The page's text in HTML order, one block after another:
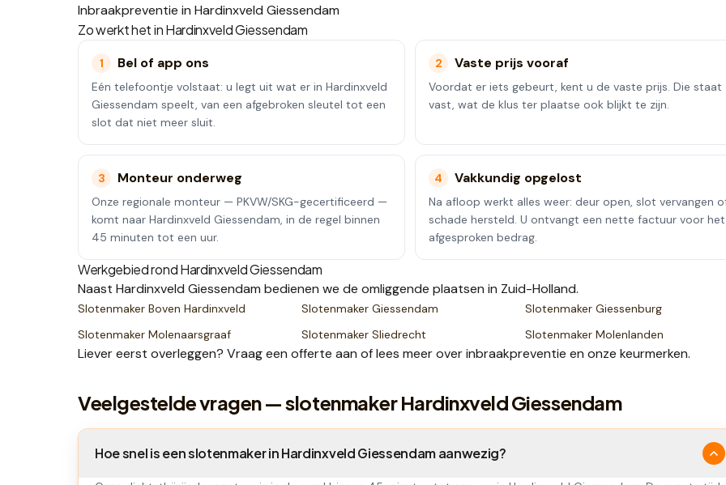
Inbraakpreventie in Hardinxveld Giessendam
Zo werkt het inHardinxveld Giessendam
1 Bel of app ons
Eén telefoontje volstaat: u legt uit wat er in Hardinxveld
Giessendam speelt, van een afgebroken sleutel tot een
slot dat niet meer sluit.
2 Vaste prijs vooraf
Voordat er iets gebeurt, kent u de vaste prijs. Die staat
vast, wat de klus ter plaatse ook blijkt te zijn.
3 Monteur onderweg
Onze regionale monteur — PKVW/SKG-gecertificeerd —
komt naar Hardinxveld Giessendam, in de regel binnen
45 minuten tot een uur.
4 Vakkundig opgelost
Na afloop werkt alles weer: deur open, slot vervangen
schade hersteld. U ontvangt een nette factuur voor het
afgesproken bedrag.
Werkgebied rondHardinxveld Giessendam
Naast Hardinxveld Giessendam bedienen we de omliggende plaatsen in Zuid-Holland.
Slotenmaker Boven Hardinxveld Slotenmaker Giessendam Slotenmaker Giessenburg
Slotenmaker Molenaarsgraaf Slotenmaker Sliedrecht Slotenmaker Molenlanden
Liever eerst overleggen? Vraag een offerte aan of lees meer overinbraakpreventie en onze keurmerken.
Veelgestelde vragen — slotenmaker Hardinxveld Giessendam
Hoe snel is een slotenmaker in Hardinxveld Giessendam aanwezig?